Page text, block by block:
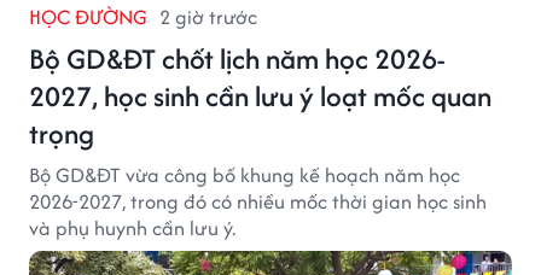
HỌC ĐƯỜNG 2 giờ trước
Bộ GD&ĐT chốt lịch năm học 2026-
2027, học sinh cần lưu ý loạt mốc quan
trọng
Bộ GD&ĐT vừa công bố khung kế hoạch năm học
2026-2027, trong đó có nhiều mốc thời gian học sinh
và phụ huynh cần lưu ý.